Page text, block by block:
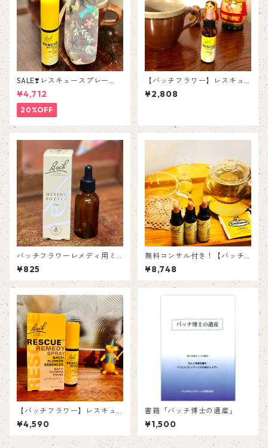
SALE❣️レスキュースプレー
【布ボトルカバー付き】
¥4,712
20%OFF
【バッチフラワー】レスキュ
ーレメディ
¥2,808
バッチフラワーレメディ用ミ
キシングボトル（トリートメ
ントボトル・箱付き）
¥825
無料コンサル付き！【バッチ
フラワーレメディ】3本セット
¥8,748
【バッチフラワー】レスキュ
ースプレー
¥4,590
書籍「バッチ博士の遺産」
¥1,500